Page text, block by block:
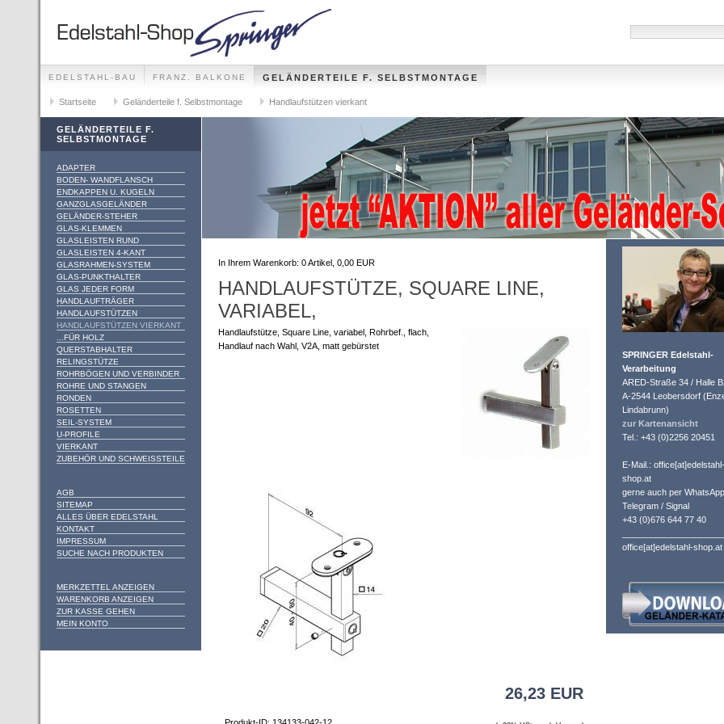
EDELSTAHL-BAU FRANZ. BALKONE GELÄNDERTEILE F. SELBSTMONTAGE
GELÄNDER-SETS FÜR ALLE MONTAGEMÖGLICHKEITEN HANDLÄUFE
Startseite Geländerteile f. Selbstmontage Handlaufstützen vierkant
GELÄNDERTEILE F.
SELBSTMONTAGE
ADAPTER
BODEN- WANDFLANSCH
ENDKAPPEN U. KUGELN
GANZGLASGELÄNDER
GELÄNDER-STEHER
GLAS-KLEMMEN
GLASLEISTEN RUND
GLASLEISTEN 4-KANT
GLASRAHMEN-SYSTEM
GLAS-PUNKTHALTER
GLAS JEDER FORM
HANDLAUFTRÄGER
HANDLAUFSTÜTZEN
HANDLAUFSTÜTZEN VIERKANT
...FÜR HOLZ
QUERSTABHALTER
RELINGSTÜTZE
ROHRBÖGEN UND VERBINDER
ROHRE UND STANGEN
RONDEN
ROSETTEN
SEIL-SYSTEM
U-PROFILE
VIERKANT
ZUBEHÖR UND SCHWEISSTEILE
AGB
SITEMAP
ALLES ÜBER EDELSTAHL
KONTAKT
IMPRESSUM
SUCHE NACH PRODUKTEN
MERKZETTEL ANZEIGEN
WARENKORB ANZEIGEN
ZUR KASSE GEHEN
MEIN KONTO
In Ihrem Warenkorb: 0Artikel, 0,00 EUR
HANDLAUFSTÜTZE, SQUARE LINE,
VARIABEL,
Handlaufstütze, Square Line, variabel, Rohrbef., flach,
Handlauf nach Wahl, V2A, matt gebürstet
26,23 EUR
SPRINGER Edelstahl-
Verarbeitung
ARED-Straße 34 / Halle
A-2544 Leobersdorf
Lindabrunn)
zur Kartenansicht
Tel.: +43 (0)2256 20451
E-Mail.: office[at]edelstahl-
shop.at
gerne auch per
Telegram / Signal
+43 (0)676 644 77 40
office[at]edelstahl-shop.at